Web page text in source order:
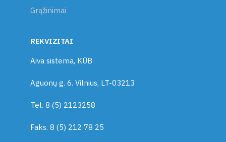
Grąžinimai
REKVIZITAI
Aiva sistema, KŪB
Aguonų g. 6. Vilnius, LT-03213
Tel. 8 (5) 2123258
Faks. 8 (5) 212 78 25